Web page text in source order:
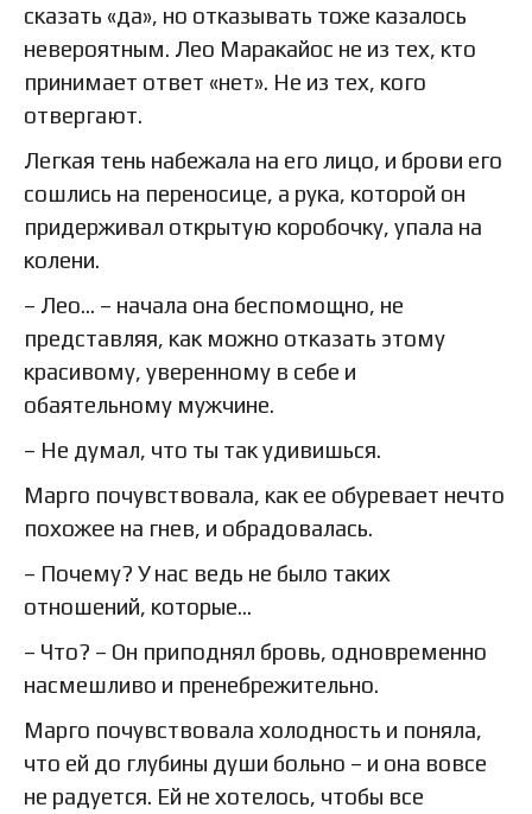
сказать «да», но отказывать тоже казалось
невероятным. Лео Маракайос не из тех, кто
принимает ответ «нет». Не из тех, кого
отвергают.
Легкая тень набежала на его лицо, и брови его
сошлись на переносице, а рука, которой он
придерживал открытую коробочку, упала на
колени.
– Лео… – начала она беспомощно, не
представляя, как можно отказать этому
красивому, уверенному в себе и
обаятельному мужчине.
– Не думал, что ты так удивишься.
Марго почувствовала, как ее обуревает нечто
похожее на гнев, и обрадовалась.
– Почему? У нас ведь не было таких
отношений, которые…
– Что? – Он приподнял бровь, одновременно
насмешливо и пренебрежительно.
Марго почувствовала холодность и поняла,
что ей до глубины души больно – и она вовсе
не радуется. Ей не хотелось, чтобы все